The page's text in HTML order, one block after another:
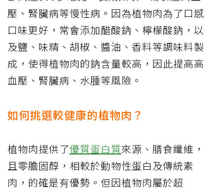
壓、腎臟病等慢性病。因為植物肉為了口感
口味更好，常會添加醋酸鈉、檸檬酸鈉，以
及鹽、味精、胡椒、醬油、香料等調味料製
成，使得植物肉的鈉含量較高，因此提高高
血壓、腎臟病、水腫等風險。
如何挑選較健康的植物肉？
植物肉提供了優質蛋白質來源、膳食纖維，
且零膽固醇，相較於動物性蛋白及傳統素
肉，的確是有優勢。但因植物肉屬於超